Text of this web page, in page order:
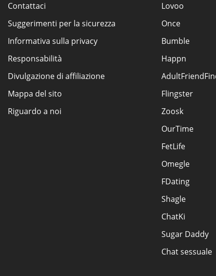
Contattaci
Suggerimenti per la sicurezza
Informativa sulla privacy
Responsabilità
Divulgazione di affiliazione
Mappa del sito
Riguardo a noi
Lovoo
Once
Bumble
Happn
Flingster
Zoosk
OurTime
FetLife
Omegle
FDating
Shagle
ChatKi
Sugar Daddy
Chat sessuale